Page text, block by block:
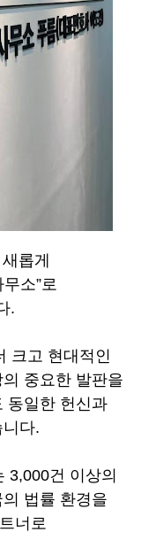
롭게
소”로
.
크고 현대적인
중요한 발판을
동일한 헌신과
다.
3,000건 이상의
법률 환경을
너로